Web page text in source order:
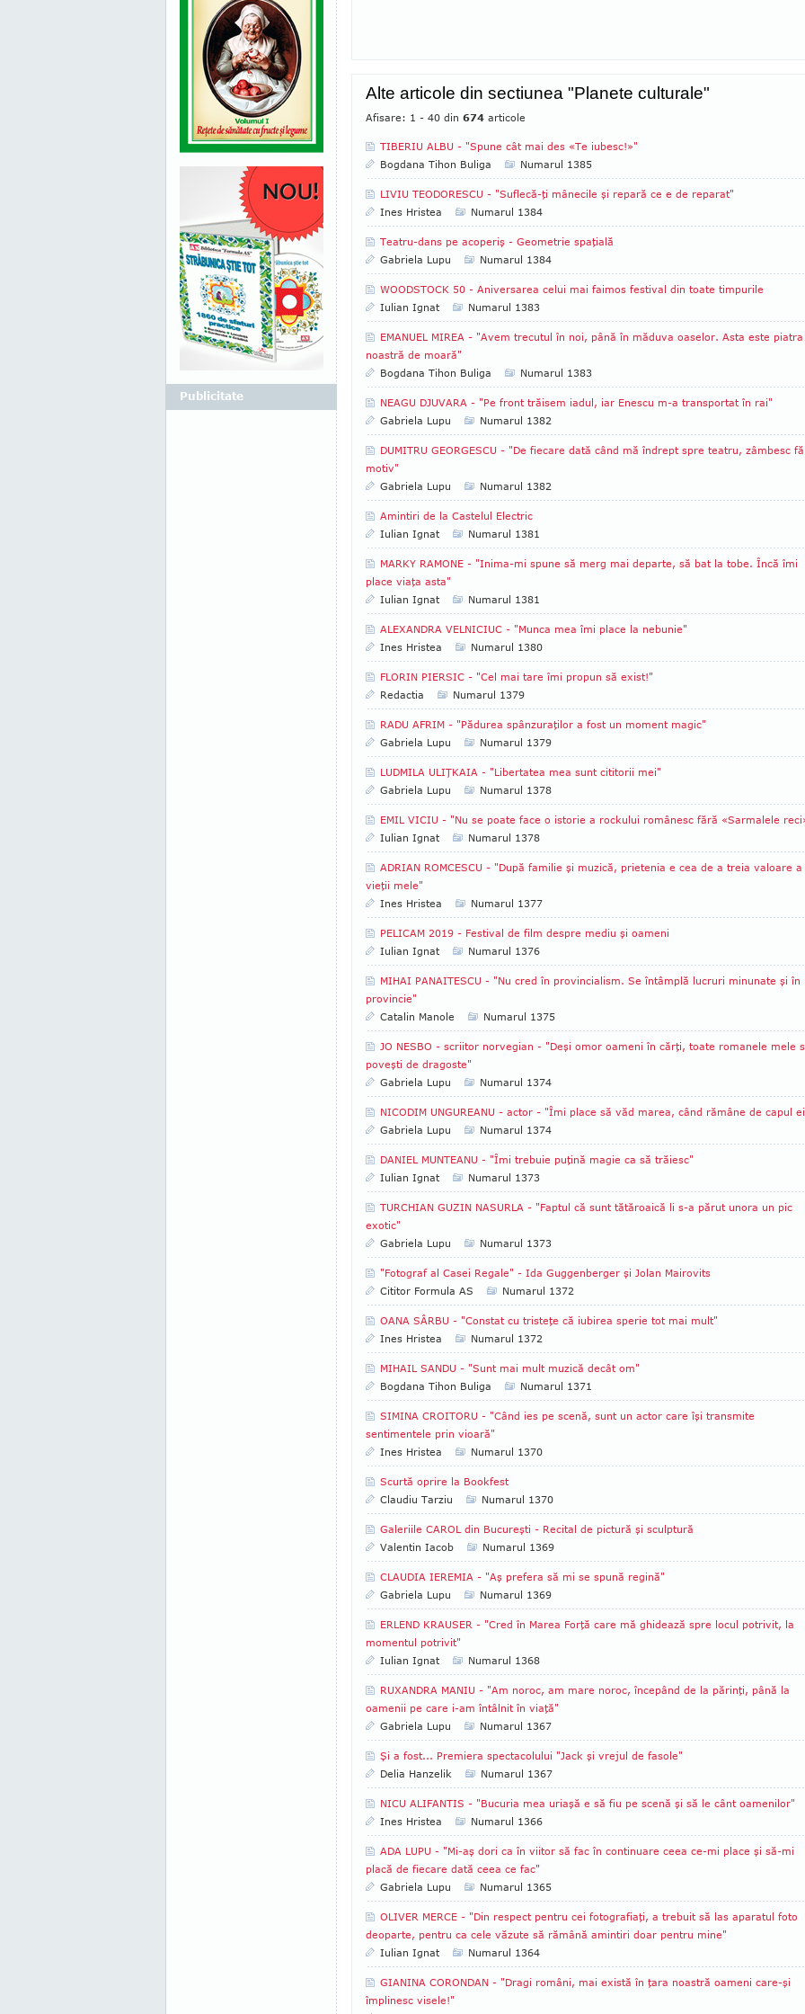
Alte articole din sectiunea "Planete culturale"
Afisare: 1 - 40 din 674 articole
TIBERIU ALBU - "Spune cât mai des «Te iubesc!»"
Bogdana Tihon Buliga
Numarul 1385
LIVIU TEODORESCU - "Suflecă-ţi mânecile şi repară ce e de reparat"
Ines Hristea
Numarul 1384
Teatru-dans pe acoperiş - Geometrie spaţială
Gabriela Lupu
Numarul 1384
WOODSTOCK 50 - Aniversarea celui mai faimos festival din toate timpurile
Iulian Ignat
Numarul 1383
EMANUEL MIREA - "Avem trecutul în noi, până în măduva oaselor. Asta este piatra
noastră de moară"
Bogdana Tihon Buliga
Numarul 1383
NEAGU DJUVARA - "Pe front trăisem iadul, iar Enescu m-a transportat în rai"
Gabriela Lupu
Numarul 1382
DUMITRU GEORGESCU - "De fiecare dată când mă îndrept spre teatru, zâmbesc
motiv"
Gabriela Lupu
Numarul 1382
Amintiri de la Castelul Electric
Iulian Ignat
Numarul 1381
MARKY RAMONE - "Inima-mi spune să merg mai departe, să bat la tobe. Încă îmi
place viaţa asta"
Iulian Ignat
Numarul 1381
ALEXANDRA VELNICIUC - "Munca mea îmi place la nebunie"
Ines Hristea
Numarul 1380
FLORIN PIERSIC - "Cel mai tare îmi propun să exist!"
Redactia
Numarul 1379
RADU AFRIM - "Pădurea spânzuraţilor a fost un moment magic"
Gabriela Lupu
Numarul 1379
LUDMILA ULIŢKAIA - "Libertatea mea sunt cititorii mei"
Gabriela Lupu
Numarul 1378
EMIL VICIU - "Nu se poate face o istorie a rockului românesc fără «Sarmalele
Iulian Ignat
Numarul 1378
ADRIAN ROMCESCU - "După familie şi muzică, prietenia e cea de a treia valoare a
vieţii mele"
Ines Hristea
Numarul 1377
PELICAM 2019 - Festival de film despre mediu şi oameni
Iulian Ignat
Numarul 1376
MIHAI PANAITESCU - "Nu cred în provincialism. Se întâmplă lucruri minunate şi în
provincie"
Catalin Manole
Numarul 1375
JO NESBO - scriitor norvegian - "Deşi omor oameni în cărţi, toate romanele mele
poveşti de dragoste"
Gabriela Lupu
Numarul 1374
NICODIM UNGUREANU - actor - "Îmi place să văd marea, când rămâne de capul
Gabriela Lupu
Numarul 1374
DANIEL MUNTEANU - "Îmi trebuie puţină magie ca să trăiesc"
Iulian Ignat
Numarul 1373
TURCHIAN GUZIN NASURLA - "Faptul că sunt tătăroaică li s-a părut unora un pic
exotic"
Gabriela Lupu
Numarul 1373
"Fotograf al Casei Regale" - Ida Guggenberger şi Jolan Mairovits
Cititor Formula AS
Numarul 1372
OANA SÂRBU - "Constat cu tristeţe că iubirea sperie tot mai mult"
Ines Hristea
Numarul 1372
MIHAIL SANDU - "Sunt mai mult muzică decât om"
Bogdana Tihon Buliga
Numarul 1371
SIMINA CROITORU - "Când ies pe scenă, sunt un actor care îşi transmite
sentimentele prin vioară"
Ines Hristea
Numarul 1370
Scurtă oprire la Bookfest
Claudiu Tarziu
Numarul 1370
Galeriile CAROL din Bucureşti - Recital de pictură şi sculptură
Valentin Iacob
Numarul 1369
CLAUDIA IEREMIA - "Aş prefera să mi se spună regină"
Gabriela Lupu
Numarul 1369
ERLEND KRAUSER - "Cred în Marea Forţă care mă ghidează spre locul potrivit, la
momentul potrivit"
Iulian Ignat
Numarul 1368
RUXANDRA MANIU - "Am noroc, am mare noroc, începând de la părinţi, până la
oamenii pe care i-am întâlnit în viaţă"
Gabriela Lupu
Numarul 1367
Şi a fost... Premiera spectacolului "Jack şi vrejul de fasole"
Delia Hanzelik
Numarul 1367
NICU ALIFANTIS - "Bucuria mea uriaşă e să fiu pe scenă şi să le cânt oamenilor"
Ines Hristea
Numarul 1366
ADA LUPU - "Mi-aş dori ca în viitor să fac în continuare ceea ce-mi place şi să-mi
placă de fiecare dată ceea ce fac"
Gabriela Lupu
Numarul 1365
OLIVER MERCE - "Din respect pentru cei fotografiaţi, a trebuit să las aparatul foto
deoparte, pentru ca cele văzute să rămână amintiri doar pentru mine"
Iulian Ignat
Numarul 1364
GIANINA CORONDAN - "Dragi români, mai există în ţara noastră oameni care-şi
împlinesc visele!"
Publicitate